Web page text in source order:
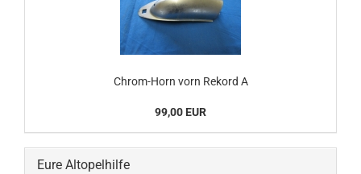
Chrom-Horn vorn Rekord A
99,00 EUR
Eure Altopelhilfe